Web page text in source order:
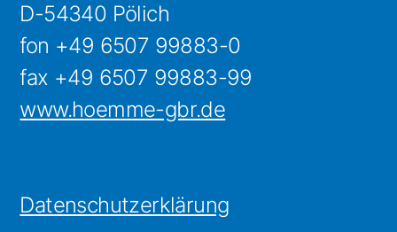
D-54340 Pölich
fon +49 6507 99883-0
fax +49 6507 99883-99
www.hoemme-gbr.de
Datenschutzerklärung